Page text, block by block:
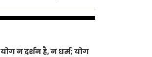
योग न दर्शन है, न धर्म; योग